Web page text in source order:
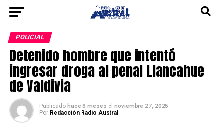
POLICIAL
Detenido hombre que intentó
ingresar droga al penal Llancahue
de Valdivia
Publicado hace 8 meses el noviembre 27, 2025
Por Redacción Radio Austral